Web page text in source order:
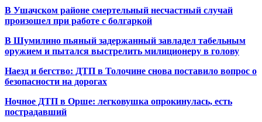
В Ушачском районе смертельный несчастный случай
произошел при работе с болгаркой
В Шумилино пьяный задержанный завладел табельным
оружием и пытался выстрелить милиционеру в голову
Наезд и бегство: ДТП в Толочине снова поставило вопрос о
безопасности на дорогах
Ночное ДТП в Орше: легковушка опрокинулась, есть
пострадавший